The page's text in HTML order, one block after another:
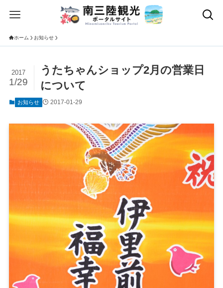
ホーム お知らせ
うたちゃんショップ2月の営業日
について
2017
1/29
お知らせ 2017-01-29